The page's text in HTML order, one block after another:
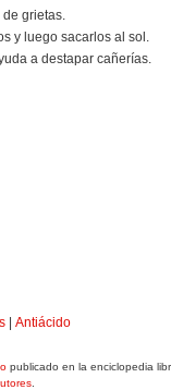
grietas.
y luego sacarlos al sol.
a destapar cañerías.
Antiácido
publicado en la enciclopedia